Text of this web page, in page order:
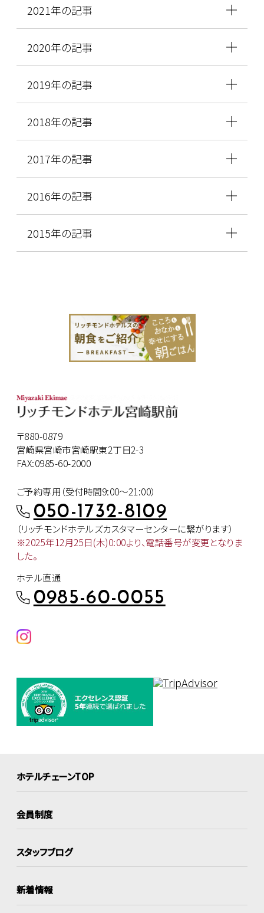
2021年の記事
2020年の記事
2019年の記事
2018年の記事
2017年の記事
2016年の記事
2015年の記事
〒880-0879
宮崎県宮崎市宮崎駅東2丁目2-3
FAX:0985-60-2000
ご予約専用（受付時間9:00～21:00）
050-1732-8109
（リッチモンドホテルズカスタマーセンターに繋がります）
※2025年12月25日(木)0:00より、電話番号が変更となりま
した。
ホテル直通
0985-60-0055
ホテルチェーンTOP
会員制度
スタッフブログ
新着情報